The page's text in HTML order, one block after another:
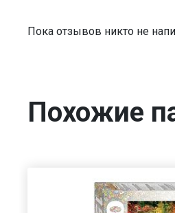
Пока отзывов никто не
Похожие